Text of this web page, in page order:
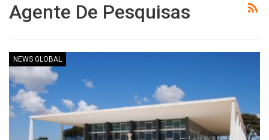
Agente De Pesquisas
NEWS GLOBAL